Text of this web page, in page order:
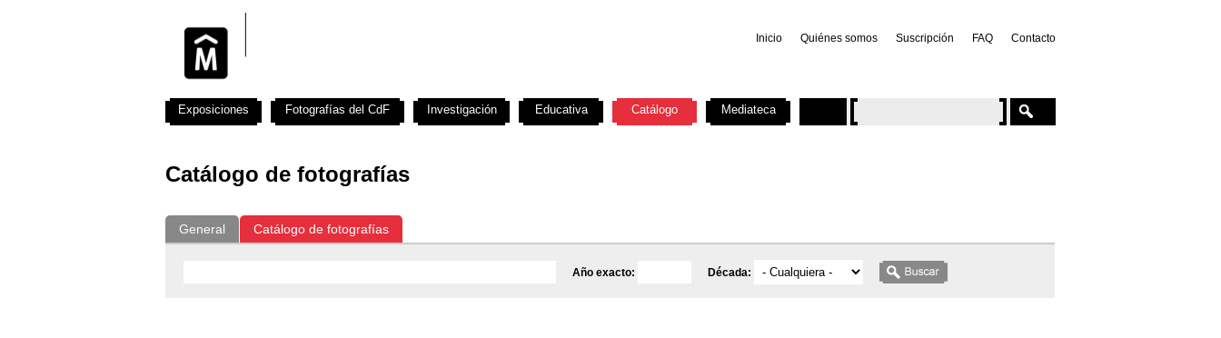
Inicio Quiénes somos Suscripción FAQ Contacto
Catálogo de fotografías
General Catálogo de fotografías
Año exacto: Década:
Exposiciones Fotografías del CdF Investigación Educativa Catálogo Mediateca